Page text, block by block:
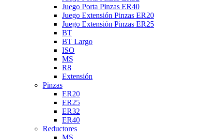
Juego Porta Pinzas ER40
Juego Extensión Pinzas ER20
Juego Extensión Pinzas ER25
BT
BT Largo
ISO
MS
R8
Extensión
Pinzas
ER20
ER25
ER32
ER40
Reductores
MS